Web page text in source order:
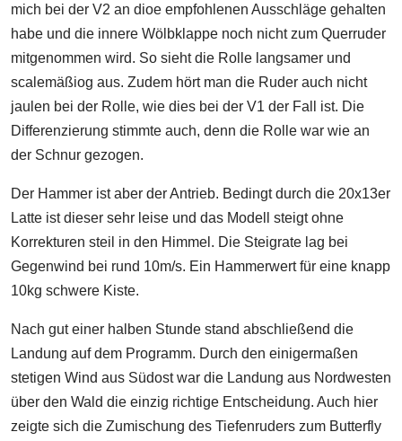
mich bei der V2 an dioe empfohlenen Ausschläge gehalten
habe und die innere Wölbklappe noch nicht zum Querruder
mitgenommen wird. So sieht die Rolle langsamer und
scalemäßiog aus. Zudem hört man die Ruder auch nicht
jaulen bei der Rolle, wie dies bei der V1 der Fall ist. Die
Differenzierung stimmte auch, denn die Rolle war wie an
der Schnur gezogen.
Der Hammer ist aber der Antrieb. Bedingt durch die 20x13er
Latte ist dieser sehr leise und das Modell steigt ohne
Korrekturen steil in den Himmel. Die Steigrate lag bei
Gegenwind bei rund 10m/s. Ein Hammerwert für eine knapp
10kg schwere Kiste.
Nach gut einer halben Stunde stand abschließend die
Landung auf dem Programm. Durch den einigermaßen
stetigen Wind aus Südost war die Landung aus Nordwesten
über den Wald die einzig richtige Entscheidung. Auch hier
zeigte sich die Zumischung des Tiefenruders zum Butterfly